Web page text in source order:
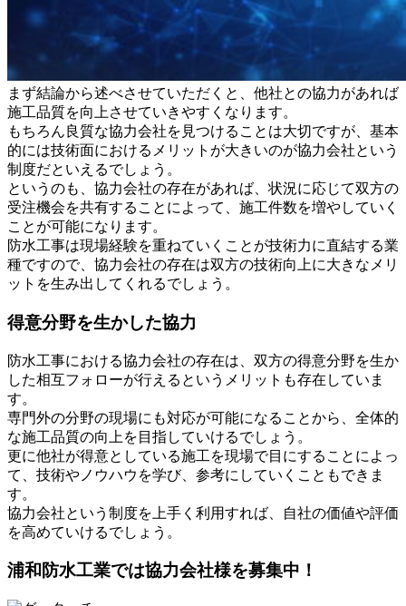
まず結論から述べさせていただくと、他社との協力があれば
施工品質を向上させていきやすくなります。
もちろん良質な協力会社を見つけることは大切ですが、基本
的には技術面におけるメリットが大きいのが協力会社という
制度だといえるでしょう。
というのも、協力会社の存在があれば、状況に応じて双方の
受注機会を共有することによって、施工件数を増やしていく
ことが可能になります。
防水工事は現場経験を重ねていくことが技術力に直結する業
種ですので、協力会社の存在は双方の技術向上に大きなメリ
ットを生み出してくれるでしょう。
得意分野を生かした協力
防水工事における協力会社の存在は、双方の得意分野を生か
した相互フォローが行えるというメリットも存在していま
す。
専門外の分野の現場にも対応が可能になることから、全体的
な施工品質の向上を目指していけるでしょう。
更に他社が得意としている施工を現場で目にすることによっ
て、技術やノウハウを学び、参考にしていくこともできま
す。
協力会社という制度を上手く利用すれば、自社の価値や評価
を高めていけるでしょう。
浦和防水工業では協力会社様を募集中！